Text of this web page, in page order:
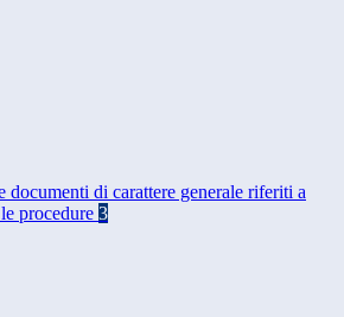
documenti di carattere generale riferiti a
procedure 3